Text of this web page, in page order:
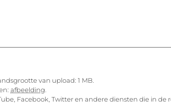
van upload: 1 MB.
afbeelding
Facebook, Twitter en andere diensten die in